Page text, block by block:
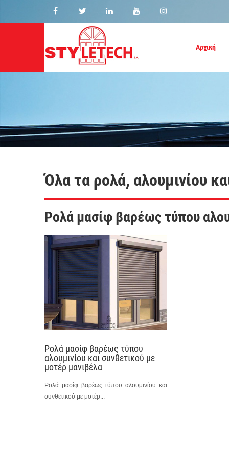
Αρχική
Όλα τα ρολά, αλουμινίου
Ρολά μασίφ βαρέως τύπου
Ρολά μασίφ βαρέως τύπου
αλουμινίου και συνθετικού με
μοτέρ μανιβέλα
Ρολά μασίφ βαρέως τύπου αλουμινίου και
συνθετικού με μοτέρ...